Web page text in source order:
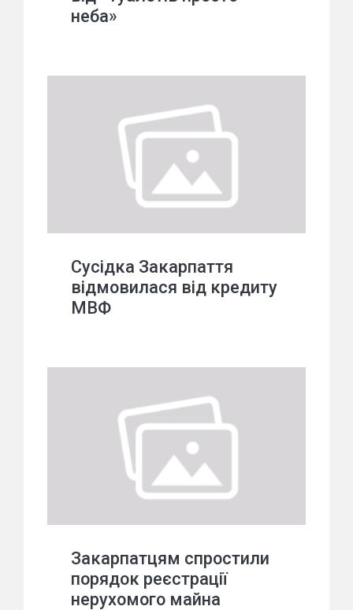
неба»
Сусідка Закарпаття
відмовилася від кредиту
МВФ
Закарпатцям спростили
порядок реєстрації
нерухомого майна